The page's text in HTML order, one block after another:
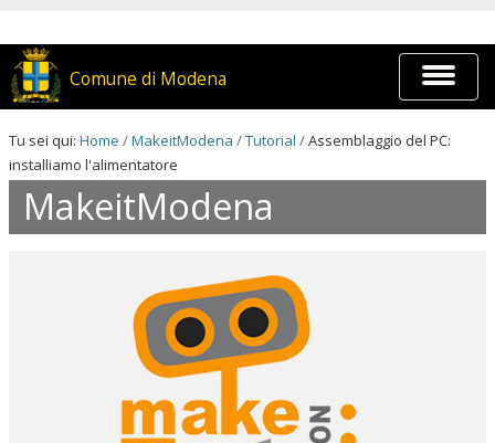
contenuti.
Salta
alla
Comune di Modena
Espandi
barra
di
Tu sei qui: Home /MakeitModena /Tutorial /Assemblaggio del PC:
installiamo l'alimentatore
MakeitModena